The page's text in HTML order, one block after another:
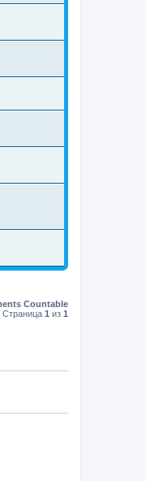
Countable
Страница 1 из 1